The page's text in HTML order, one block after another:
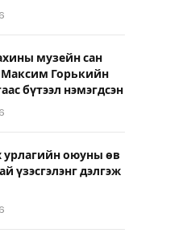
музейн сан
Горькийн
бүтээл нэмэгдсэн
урлагийн оюуны өв
үзэсгэлэнг дэлгэж